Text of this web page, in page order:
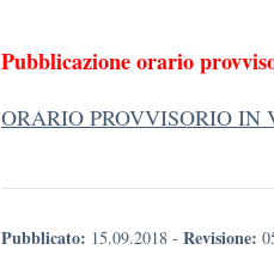
Pubblicazione orario
ORARIO PROVVISORIO IN
Pubblicato: 15.09.2018 - Revisione: